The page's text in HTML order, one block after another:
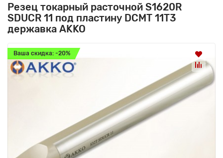
Резец токарный расточной S1620R
SDUCR 11 под пластину DCMT 11T3
державка AKKO
Ваша скидка: -20%